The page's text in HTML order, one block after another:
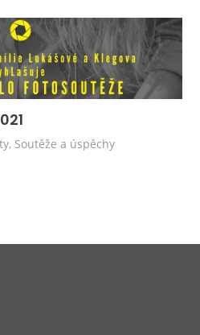
, Soutěže a úspěchy